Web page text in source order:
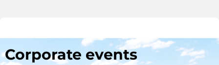
Corporate events